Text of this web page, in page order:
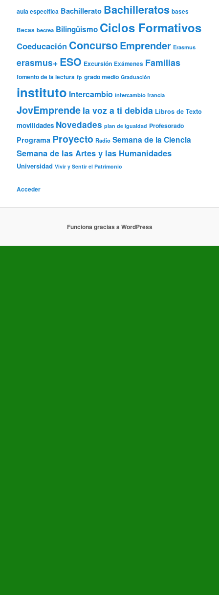
aula específica Bachillerato Bachilleratos bases
Becas becrea Bilingüismo Ciclos Formativos
Coeducación ConcursoEmprender Erasmus
erasmus+ ESO Excursión Exámenes Familias
fomento de la lectura fp grado medio Graduación
instituto Intercambio intercambio francia
JovEmprende la voz a ti debida Libros de Texto
movilidades Novedades plan de igualdad Profesorado
Programa Proyecto Radio Semana de la Ciencia
Semana de las Artes y las Humanidades
Universidad Vivir y Sentir el Patrimonio
Acceder
Funciona gracias a WordPress